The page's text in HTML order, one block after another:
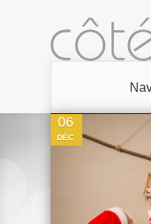
06
DÉC